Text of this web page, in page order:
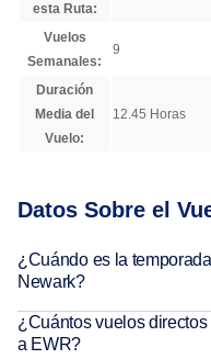
esta Ruta:
Vuelos
Semanales:
9
Duración
Media del
Vuelo:
12.45 Horas
Datos Sobre el
¿Cuándo es la
Newark?
¿Cuántos vuelos
a EWR?